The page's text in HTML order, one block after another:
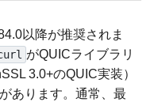
以降が推奨されま
がQUICライブラリ
3.0+のQUIC実装）
あります。通常、最